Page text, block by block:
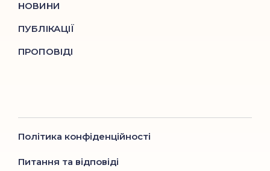
НОВИНИ
ПУБЛІКАЦІЇ
ПРОПОВІДІ
Політика конфіденційності
Питання та відповіді